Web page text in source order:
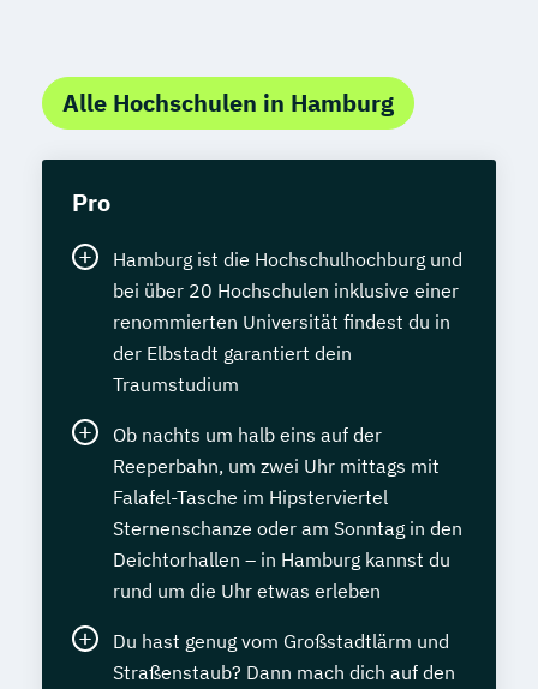
Alle Hochschulen in Hamburg
Pro
Hamburg ist die Hochschulhochburg und
bei über 20 Hochschulen inklusive einer
renommierten Universität findest du in
der Elbstadt garantiert dein
Traumstudium
Ob nachts um halb eins auf der
Reeperbahn, um zwei Uhr mittags mit
Falafel-Tasche im Hipsterviertel
Sternenschanze oder am Sonntag in den
Deichtorhallen – in Hamburg kannst du
rund um die Uhr etwas erleben
Du hast genug vom Großstadtlärm und
Straßenstaub? Dann mach dich auf den